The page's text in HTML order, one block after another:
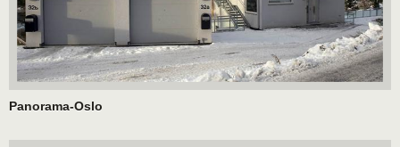
Panorama-Oslo